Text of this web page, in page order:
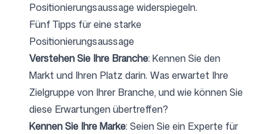
Positionierungsaussage widerspiegeln.
Fünf Tipps für eine starke
Positionierungsaussage
Verstehen Sie Ihre Branche: Kennen Sie den
Markt und Ihren Platz darin. Was erwartet Ihre
Zielgruppe von Ihrer Branche, und wie können Sie
diese Erwartungen übertreffen?
Kennen Sie Ihre Marke: Seien Sie ein Experte für